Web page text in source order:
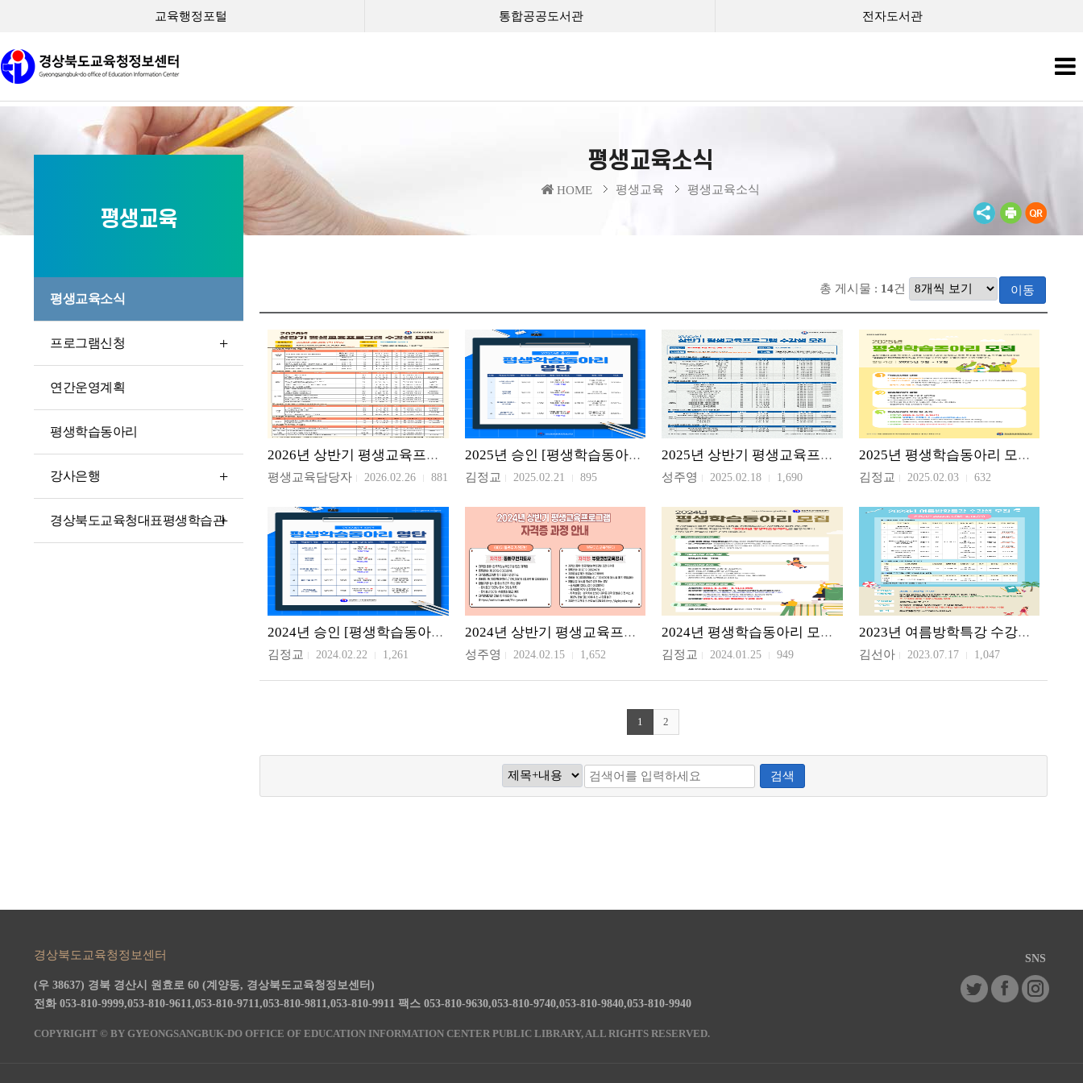
교육행정포털 통합공공도서관 전자도서관
평생교육소식
HOME 평생교육 평생교육소식
평생교육
평생교육소식
프로그램신청
연간운영계획
평생학습동아리
강사은행
경상북도교육청대표평생학습관
총 게시물 : 14건 이동
2026년 상반기 평생교육프로그램 수강생 모집
평생교육담당자
2026.02.26 881
2025년 승인 [평생학습동아리] 명단
김정교
2025.02.21 895
2025년 상반기 평생교육프로그램 모집
성주영
2025.02.18 1,690
2025년 평생학습동아리 모집안내
김정교
2025.02.03 632
2024년 승인 [평생학습동아리] 명단
김정교
2024.02.22 1,261
2024년 상반기 평생교육프로그램 수강생 모집
성주영
2024.02.15 1,652
2024년 평생학습동아리 모집안내
김정교
2024.01.25 949
2023년 여름방학특강 수강생 모집
김선아
2023.07.17 1,047
1 2
검색
경상북도교육청정보센터
(우 38637) 경북 경산시 원효로 60 (계양동, 경상북도교육청정보센터)
전화 053-810-9999,053-810-9611,053-810-9711,053-810-9811,053-810-9911 팩스 053-810-9630,053-810-9740,053-810-9840,053-810-9940
COPYRIGHT © BY GYEONGSANGBUK-DO OFFICE OF EDUCATION INFORMATION CENTER PUBLIC LIBRARY, ALL RIGHTS RESERVED.
SNS